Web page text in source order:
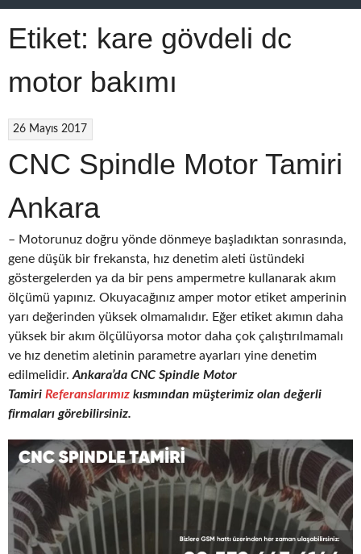
Etiket: kare gövdeli dc
motor bakımı
26 Mayıs 2017
CNC Spindle Motor Tamiri
Ankara
– Motorunuz doğru yönde dönmeye başladıktan sonrasında,
gene düşük bir frekansta, hız denetim aleti üstündeki
göstergelerden ya da bir pens ampermetre kullanarak akım
ölçümü yapınız. Okuyacağınız amper motor etiket amperinin
yarı değerinden yüksek olmamalıdır. Eğer etiket akımın daha
yüksek bir akım ölçülüyorsa motor daha çok çalıştırılmamalı
ve hız denetim aletinin parametre ayarları yine denetim
edilmelidir. Ankara’da CNC Spindle Motor
Tamiri Referanslarımız kısmından müşterimiz olan değerli
firmaları görebilirsiniz.